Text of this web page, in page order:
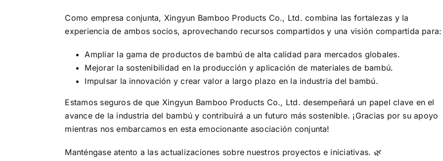
Como empresa conjunta, Xingyun Bamboo Products Co., Ltd. combina las fortalezas y la
experiencia de ambos socios, aprovechando recursos compartidos y una visión compartida para:
Ampliar la gama de productos de bambú de alta calidad para mercados globales.
Mejorar la sostenibilidad en la producción y aplicación de materiales de bambú.
Impulsar la innovación y crear valor a largo plazo en la industria del bambú.
Estamos seguros de que Xingyun Bamboo Products Co., Ltd. desempeñará un papel clave en el
avance de la industria del bambú y contribuirá a un futuro más sostenible. ¡Gracias por su apoyo
mientras nos embarcamos en esta emocionante asociación conjunta!
Manténgase atento a las actualizaciones sobre nuestros proyectos e iniciativas. 🌿